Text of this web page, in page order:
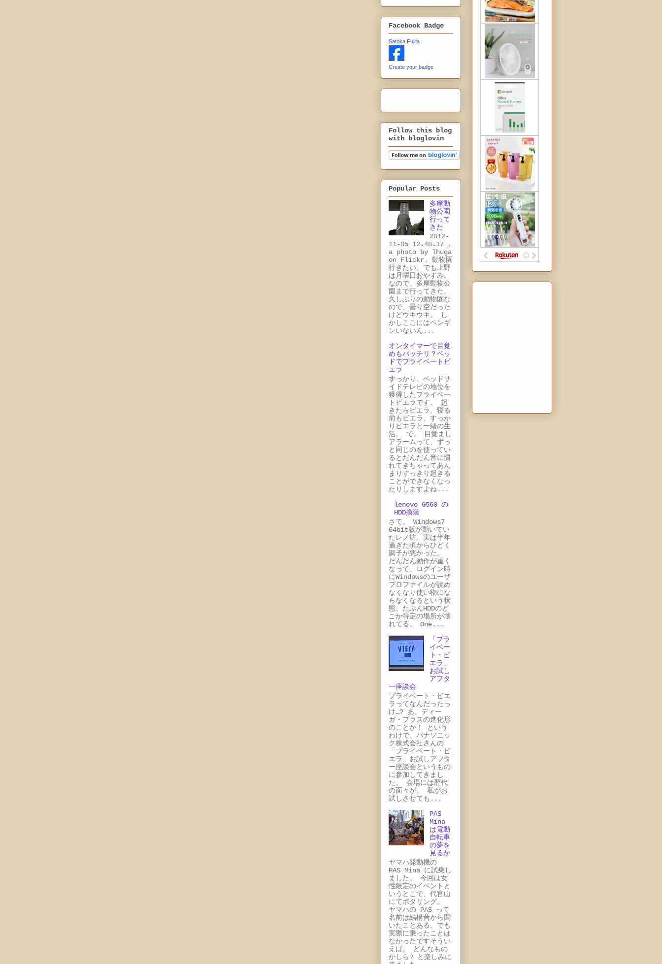
Facebook Badge
Satoka Fujita
Create your badge
Follow this blog
with bloglovin
Popular Posts
多摩動
物公園
行って
きた
2012-
11-05 12.48.17 ,
a photo by lhuga
on Flickr. 動物園
行きたい、でも上野
は月曜日おやすみ。
なので、多摩動物公
園まで行ってきた。
久しぶりの動物園な
ので、曇り空だった
けどウキウキ。 し
かしここにはペンギ
ンいないん...
オンタイマーで目覚
めもバッチリ？ベッ
ドでプライベートビ
エラ
すっかり、ベッドサ
イドテレビの地位を
獲得したプライベー
トビエラです。 起
きたらビエラ、寝る
前もビエラ、すっか
りビエラと一緒の生
活。 で。 目覚まし
アラームって、ずっ
と同じのを使ってい
るとだんだん音に慣
れてきちゃってあん
まりすっきり起きる
ことができなくなっ
たりしますよね...
lenovo G560 の
HDD換装
さて。 Windows7
64bit版が動いてい
たレノ坊、実は半年
過ぎた頃からひどく
調子が悪かった。
だんだん動作が重く
なって、ログイン時
にWindowsのユーザ
プロファイルが読め
なくなり使い物にな
らなくなるという状
態。たぶんHDDのど
こか特定の場所が壊
れてる。 One...
「プラ
イベー
ト・ビ
エラ」
お試し
アフタ
ー座談会
プライベート・ビエ
ラってなんだったっ
け…? あ、ディー
ガ・プラスの進化形
のことか！ という
わけで、パナソニッ
ク株式会社さんの
「プライベート・ビ
エラ」お試しアフタ
ー座談会というもの
に参加してきまし
た。 会場には歴代
の面々が。 私がお
試しさせても...
PAS
Mina
は電動
自転車
の夢を
見るか
ヤマハ発動機の
PAS Minä に試乗し
ました。 今回は女
性限定のイベントと
いうとこで、代官山
にてポタリング。
ヤマハの PAS って
名前は結構昔から聞
いたことある、でも
実際に乗ったことは
なかったですそうい
えば。 どんなもの
かしら? と楽しみに